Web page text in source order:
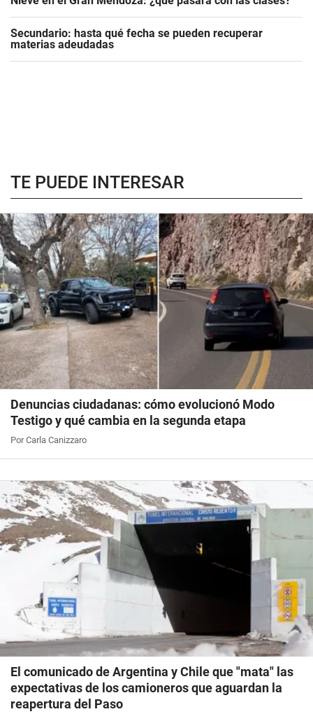
Secundario: hasta qué fecha se pueden recuperar
materias adeudadas
TE PUEDE INTERESAR
Denuncias ciudadanas: cómo evolucionó Modo
Testigo y qué cambia en la segunda etapa
Por Carla Canizzaro
El comunicado de Argentina y Chile que "mata" las
expectativas de los camioneros que aguardan la
reapertura del Paso